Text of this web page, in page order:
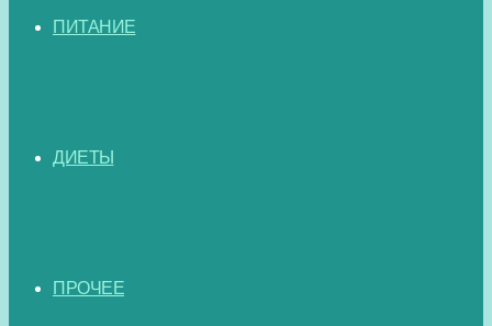
ПИТАНИЕ
ДИЕТЫ
ПРОЧЕЕ